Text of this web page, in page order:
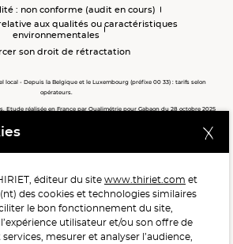
: non conforme (audit en cours)
aux qualités ou caractéristiques
environnementales
son droit de rétractation
local - Depuis la Belgique et le Luxembourg (préfixe 00 33) : tarifs selon
opérateurs.
Etude réalisée en France par Qualimétrie pour Gabaon du 28 octobre 2025
e-commerçant, Meilleure relation clients : catégorie surgelés. Étude
MANGEZ AU MOINS CINQ FRUITS ET
JOUR.WWW.MANGERBOUGER.FR
éditeur du site www.thiriet.com et
des cookies et technologies similaires
le bon fonctionnement du site,
utilisateur et/ou son offre de
mesurer et analyser l’audience,